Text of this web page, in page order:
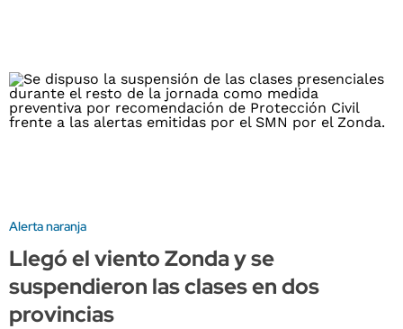
Alerta naranja
Llegó el viento Zonda y se
suspendieron las clases en dos
provincias